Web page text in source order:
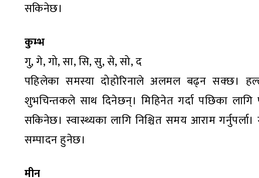
सकिनेछ।
कुम्भ
गु, गे, गो, सा, सि, सु, से, सो, द
पहिलेका समस्या दोहोरिनाले अलमल बढ्न सक्छ।
शुभचिन्तकले साथ दिनेछन्। मिहिनेत गर्दा पछिका
सकिनेछ। स्वास्थ्यका लागि निश्चित समय आराम गर्नुपर्ला।
सम्पादन हुनेछ।
मीन